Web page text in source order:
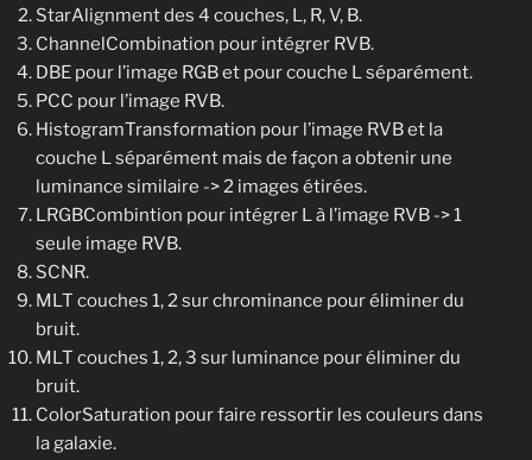
StarAlignment des 4 couches, L, R, V, B.
ChannelCombination pour intégrer RVB.
DBE pour l’image RGB et pour couche L séparément.
PCC pour l’image RVB.
HistogramTransformation pour l’image RVB et la
couche L séparément mais de façon a obtenir une
luminance similaire -> 2 images étirées.
LRGBCombintion pour intégrer L à l’image RVB -> 1
seule image RVB.
SCNR.
MLT couches 1, 2 sur chrominance pour éliminer du
bruit.
MLT couches 1, 2, 3 sur luminance pour éliminer du
bruit.
ColorSaturation pour faire ressortir les couleurs dans
la galaxie.